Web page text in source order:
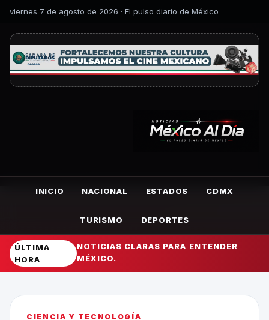
viernes 7 de agosto de 2026 · El pulso diario de México
INICIO NACIONAL ESTADOS CDMX
TURISMO DEPORTES
ÚLTIMA
HORA
NOTICIAS CLARAS PARA ENTENDER
MÉXICO.
CIENCIA Y TECNOLOGÍA